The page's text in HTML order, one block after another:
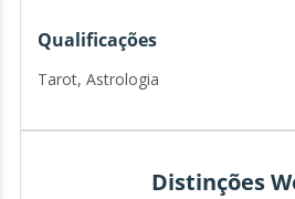
Foi através dos livros dela e das
que comecei a explorar o Tarot e a
ferramentas que rapidamente se
Qualificações
Tarot, Astrologia
Distinções